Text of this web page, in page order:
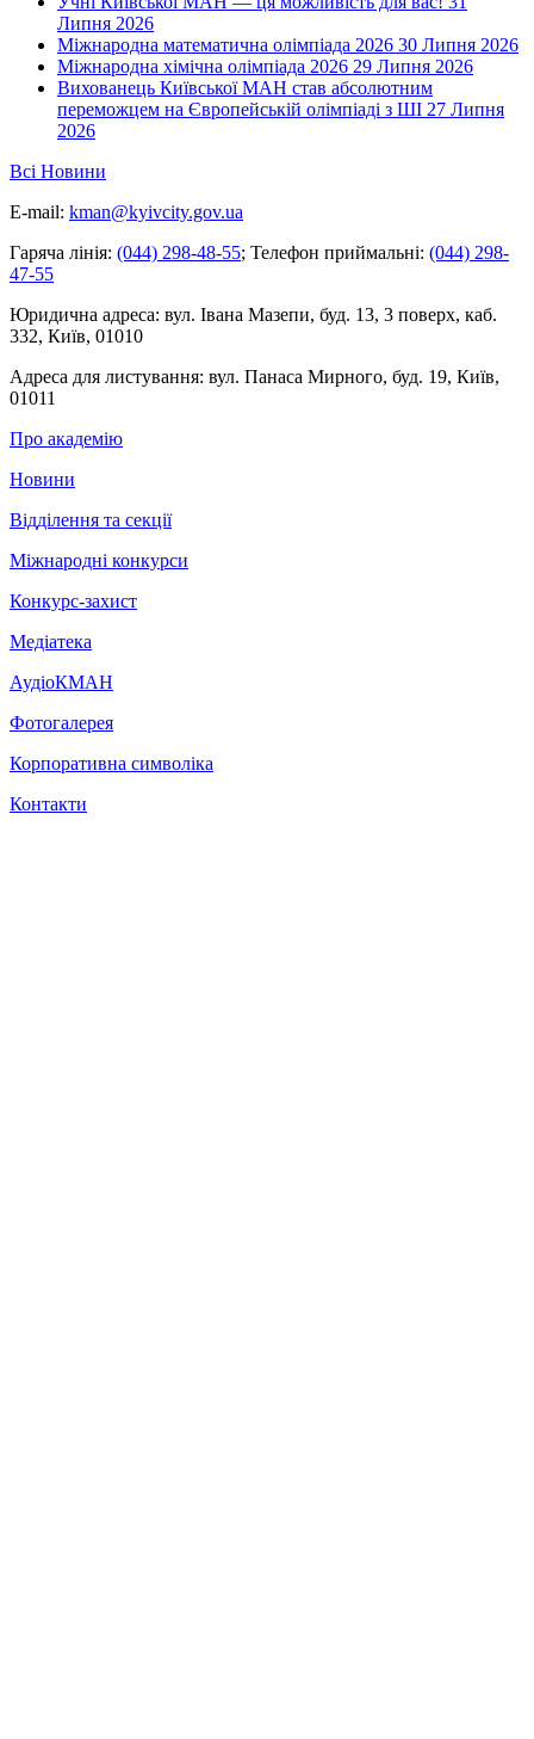
Липня 2026
Міжнародна математична олімпіада 2026 30 Липня 2026
Міжнародна хімічна олімпіада 2026 29 Липня 2026
Вихованець Київської МАН став абсолютним
переможцем на Європейській олімпіаді з ШІ 27 Липня
2026
Всі Новини
E-mail: kman@kyivcity.gov.ua
Гаряча лінія: (044) 298-48-55; Телефон приймальні: (044) 298-
47-55
Юридична адреса: вул. Івана Мазепи, буд. 13, 3 поверх, каб.
332, Київ, 01010
Адреса для листування: вул. Панаса Мирного, буд. 19, Київ,
01011
Про академію
Новини
Відділення та секції
Міжнародні конкурси
Конкурс-захист
Медіатека
АудіоКМАН
Фотогалерея
Корпоративна символіка
Контакти